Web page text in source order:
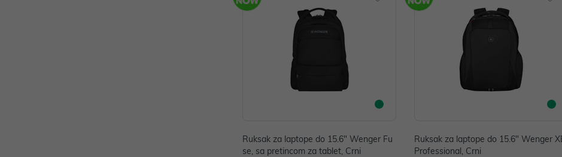
Ruksak za laptope do 15.6" Wenger Fu
se, sa pretincom za tablet, Crni
Ruksak za laptope do 15.6" Wenger
Professional, Crni